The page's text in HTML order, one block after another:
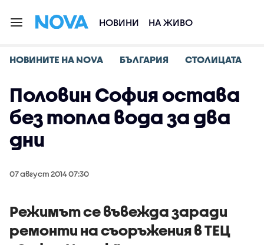
НОВИНИ НА ЖИВО
НОВИНИТЕ НА NOVA БЪЛГАРИЯ СТОЛИЦАТА
Половин София остава
без топла вода за два
дни
07 август 2014 07:30
Режимът се въвежда заради
ремонти на съоръжения в ТЕЦ